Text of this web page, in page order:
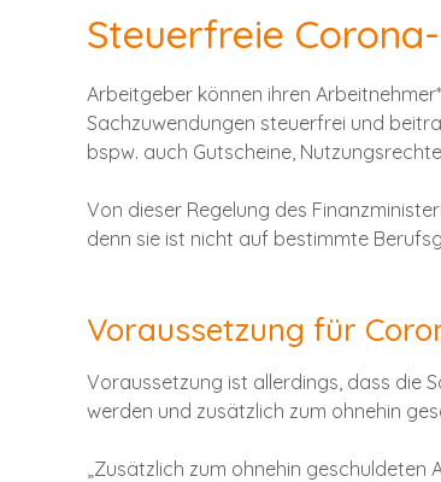
Steuerfreie
Arbeitgeber können ihren
Sachzuwendungen steuerfrei und
bspw. auch Gutscheine,
Von dieser Regelung des
denn sie ist nicht auf bestimmte
Voraussetzung für
Voraussetzung ist allerdings, dass die
werden und zusätzlich zum ohnehin
„Zusätzlich zum ohnehin